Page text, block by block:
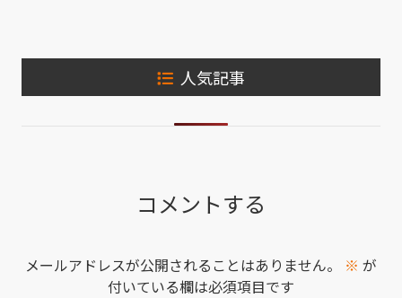
人気記事
コメントする
メールアドレスが公開されることはありません。 ※ が
付いている欄は必須項目です